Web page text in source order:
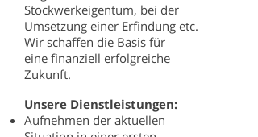
Stockwerkeigentum, bei der
Umsetzung einer Erfindung etc.
Wir schaffen die Basis für
eine finanziell erfolgreiche
Zukunft.
Unsere Dienstleistungen:
Aufnehmen der aktuellen